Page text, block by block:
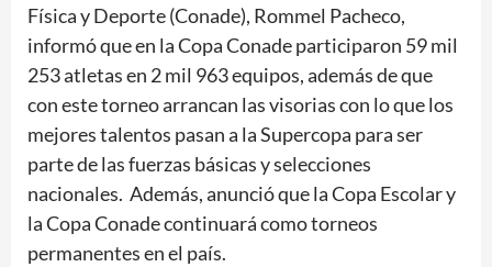
Física y Deporte (Conade), Rommel Pacheco,
informó que en la Copa Conade participaron 59 mil
253 atletas en 2 mil 963 equipos, además de que
con este torneo arrancan las visorias con lo que los
mejores talentos pasan a la Supercopa para ser
parte de las fuerzas básicas y selecciones
nacionales. Además, anunció que la Copa Escolar y
la Copa Conade continuará como torneos
permanentes en el país.